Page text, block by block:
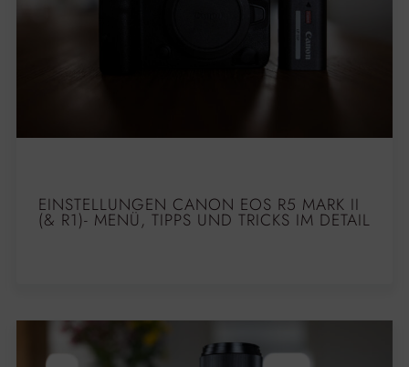
EINSTELLUNGEN CANON EOS R5 MARK II
(& R1)- MENÜ, TIPPS UND TRICKS IM DETAIL